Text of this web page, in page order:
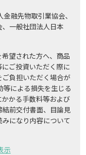
融先物取引業協会、
一般社団法人日本
望された方へ、商品
ご投資いただく際に
負担いただく場合が
等による損失を生じる
かる手数料等および
前交付書面、目論見
になり内容について
示